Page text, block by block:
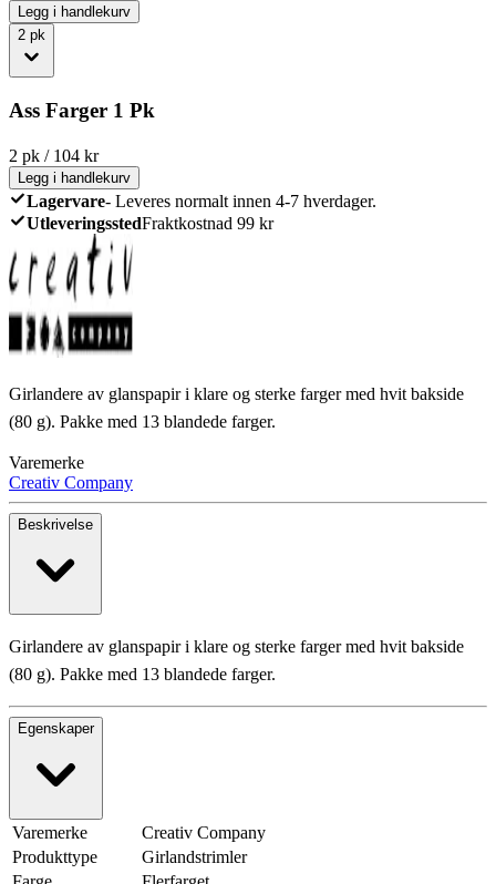
Legg i handlekurv
2 pk
Ass Farger 1 Pk
2 pk / 104 kr
Legg i handlekurv
Lagervare- Leveres normalt innen 4-7 hverdager.
UtleveringsstedFraktkostnad 99 kr
Girlandere av glanspapir i klare og sterke farger med hvit bakside
(80 g). Pakke med 13 blandede farger.
Varemerke
Creativ Company
Beskrivelse
Girlandere av glanspapir i klare og sterke farger med hvit bakside
(80 g). Pakke med 13 blandede farger.
Egenskaper
Varemerke
Creativ Company
Produkttype
Girlandstrimler